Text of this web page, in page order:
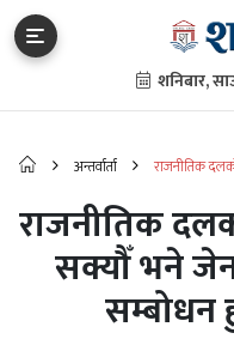
अन्तर्वार्ता
राजनीतिक
सम्बोधन हुन्छ : राम गुरुङ
राजनीतिक
सक्यौँ भने
सम्बोधन